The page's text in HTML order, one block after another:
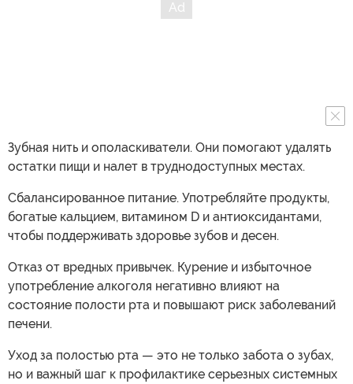
Зубная нить и ополаскиватели. Они помогают удалять
остатки пищи и налет в труднодоступных местах.
Сбалансированное питание. Употребляйте продукты,
богатые кальцием, витамином D и антиоксидантами,
чтобы поддерживать здоровье зубов и десен.
Отказ от вредных привычек. Курение и избыточное
употребление алкоголя негативно влияют на
состояние полости рта и повышают риск заболеваний
печени.
Уход за полостью рта — это не только забота о зубах,
но и важный шаг к профилактике серьезных системных